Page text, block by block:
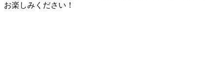
お楽しみください！